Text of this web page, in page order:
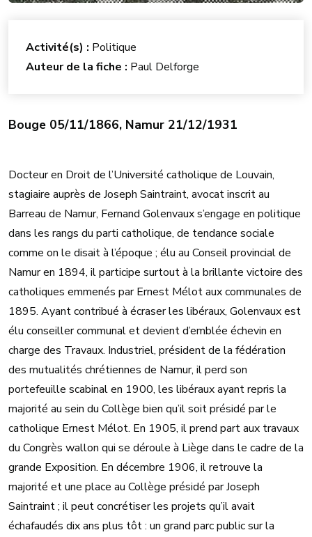
Bouge 05/11/1866, Namur 21/12/1931
Docteur en Droit de l’Université catholique de Louvain,
stagiaire auprès de Joseph Saintraint, avocat inscrit au
Barreau de Namur, Fernand Golenvaux s’engage en politique
dans les rangs du parti catholique, de tendance sociale
comme on le disait à l’époque ; élu au Conseil provincial de
Namur en 1894, il participe surtout à la brillante victoire des
catholiques emmenés par Ernest Mélot aux communales de
1895. Ayant contribué à écraser les libéraux, Golenvaux est
élu conseiller communal et devient d’emblée échevin en
charge des Travaux. Industriel, président de la fédération
des mutualités chrétiennes de Namur, il perd son
portefeuille scabinal en 1900, les libéraux ayant repris la
majorité au sein du Collège bien qu’il soit présidé par le
catholique Ernest Mélot. En 1905, il prend part aux travaux
du Congrès wallon qui se déroule à Liège dans le cadre de la
grande Exposition. En décembre 1906, il retrouve la
majorité et une place au Collège présidé par Joseph
Saintraint ; il peut concrétiser les projets qu’il avait
échafaudés dix ans plus tôt : un grand parc public sur la
Activité(s) : Politique
Auteur de la fiche : Paul Delforge